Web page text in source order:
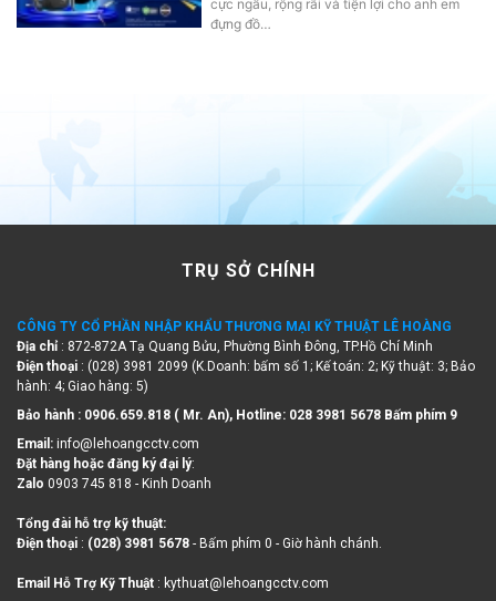
đựng đồ…
TRỤ SỞ CHÍNH
Địa chỉ : 872-872A Tạ Quang Bửu, Phường Bình Đông, TP.Hồ Chí Minh
Điện thoại : (028) 3981 2099 (K.Doanh: bấm số 1; Kế toán: 2; Kỹ thuật: 3; Bảo
hành: 4; Giao hàng: 5)
Đặt hàng hoặc đăng ký đại lý:
Zalo 0903 745 818 - Kinh Doanh
Điện thoại:(028) 3981 5678